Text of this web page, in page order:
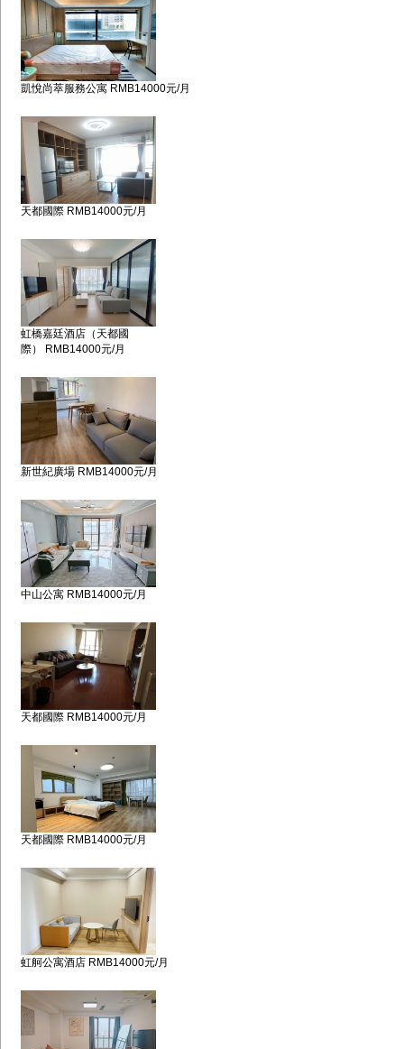
凱悅尚萃服務公寓 RMB14000元/月
天都國際 RMB14000元/月
虹橋嘉廷酒店（天都國
際） RMB14000元/月
新世紀廣場 RMB14000元/月
中山公寓 RMB14000元/月
天都國際 RMB14000元/月
天都國際 RMB14000元/月
虹舸公寓酒店 RMB14000元/月